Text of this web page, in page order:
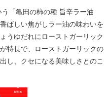
「亀田の柿の種 旨辛ラー油
ばしい焦がしラー油の味わいを
うゆだれにローストガーリック
特長で、ローストガーリックの
し、クセになる美味しさとのこ